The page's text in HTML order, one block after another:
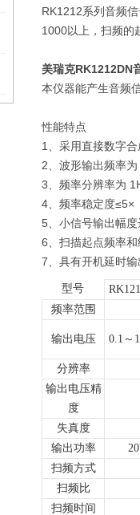
RK1212系列音频
1000以上，扫频的
美瑞克RK1212DN
本仪器能产生音频
性能特点
1、采用直接数字
2、波形输出频率
3、频率分辨率为
4、频率稳定度≤5×
5、小信号输出幅
6、扫描起点频率
7、具有开机延时
型号
频率范围
输出电压 0.1～
分辨率
输出电压精
度
失真度
输出功率
扫频方式
扫频比
扫频时间